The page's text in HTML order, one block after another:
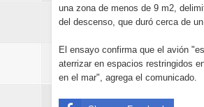
una zona de menos de 9 m2,
del descenso, que duró cerca de
El ensayo confirma que el avión
aterrizar en espacios restringidos
en el mar", agrega el comunicado.